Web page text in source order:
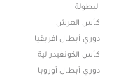
البطولة
كأس العرش
دوري أبطال افريقيا
كأس الكونفيدرالية
دوري أبطال أوروبا